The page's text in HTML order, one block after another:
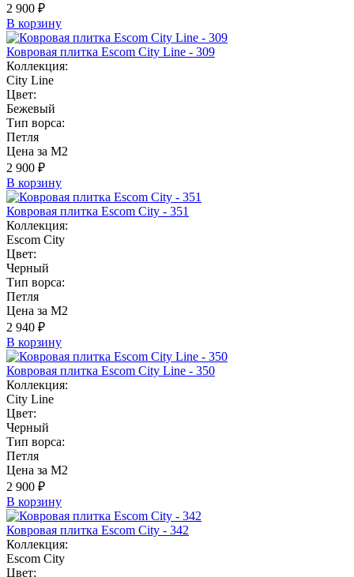
2 900 ₽
В корзину
Ковровая плитка Escom City Line - 309
Коллекция:
City Line
Цвет:
Бежевый
Тип ворса:
Петля
Цена за М2
2 900 ₽
В корзину
Ковровая плитка Escom City - 351
Коллекция:
Escom City
Цвет:
Черный
Тип ворса:
Петля
Цена за М2
2 940 ₽
В корзину
Ковровая плитка Escom City Line - 350
Коллекция:
City Line
Цвет:
Черный
Тип ворса:
Петля
Цена за М2
2 900 ₽
В корзину
Ковровая плитка Escom City - 342
Коллекция:
Escom City
Цвет: